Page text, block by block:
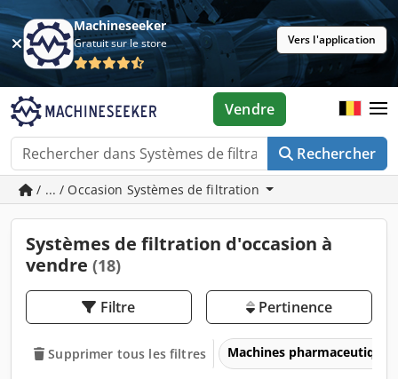
Machineseeker
Gratuit sur le store Vers l'application
Rechercher
Vendre
/ ... / Occasion Systèmes de filtration
Systèmes de filtration d'occasion à
vendre (18)
Filtre Pertinence
Supprimer tous les filtres Machines